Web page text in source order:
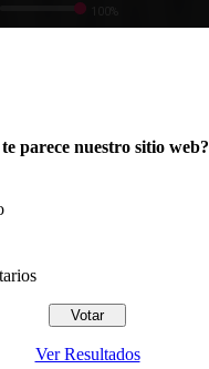
parece nuestro sitio web?
Ver Resultados